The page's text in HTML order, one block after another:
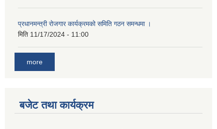
प्रधानमन्त्री रोजगार कार्यक्रमको समिति गठन समन्धमा ।
मिति 11/17/2024 - 11:00
more
बजेट तथा कार्यक्रम